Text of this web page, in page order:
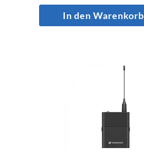
In den Warenkorb